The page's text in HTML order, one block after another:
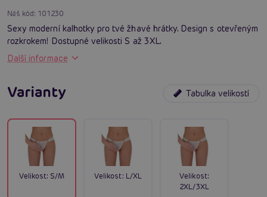
Náš kód: 101230
Sexy moderní kalhotky pro tvé žhavé hrátky. Design s otevřeným
rozkrokem! Dostupné velikosti S až 3XL.
Další informace
Varianty Tabulka velikostí
Velikost: S/M Velikost: L/XL
Velikost:
2XL/3XL